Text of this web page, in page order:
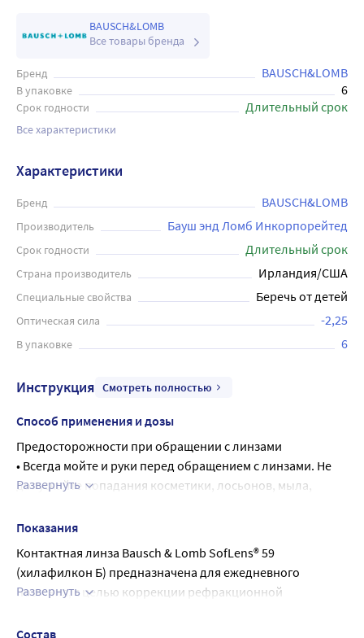
BAUSCH&LOMB
Все товары бренда
Бренд BAUSCH&LOMB
В упаковке 6
Срок годности Длительный срок
Все характеристики
Характеристики
Бренд BAUSCH&LOMB
Производитель Бауш энд Ломб Инкорпорейтед
Срок годности Длительный срок
Страна производитель Ирландия/США
Специальные свойства Беречь от детей
Оптическая сила -2,25
В упаковке 6
Инструкция Смотреть полностью
Способ применения и дозы
Предосторожности при обращении с линзами
• Всегда мойте и руки перед обращением с линзами. Не
допускайте попадания косметики, лосьонов, мыла,
Лучше надевать линзы перед нанесением макияжа.
Косметика на водной основе менее вероятно повредит
линзы, чем изделия на жирной основе.
• Убедитесь перед прикосновением к линзам, что пальцы
или руки свободны от инородных материалов,
Развернуть
Показания
Контактная линза Bausch & Lomb SofLens® 59
(хилафилкон Б) предназначена для ежедневного
ношения, с целью коррекции рефракционной
афакичных и/или не-афакичних пациентов с
Развернуть
Состав